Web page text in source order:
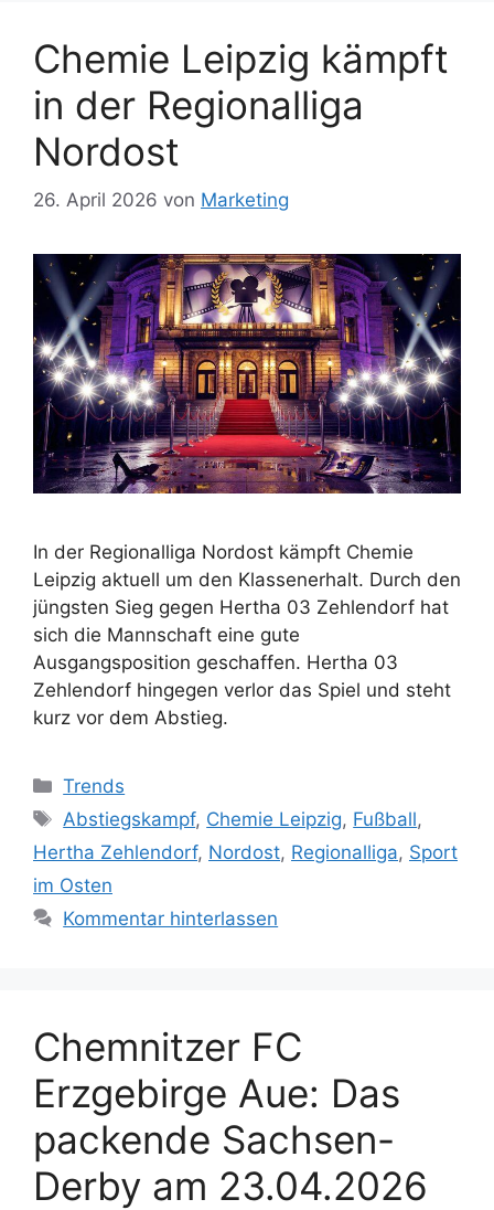
Chemie Leipzig kämpft
in der Regionalliga
Nordost
26. April 2026 von Marketing
In der Regionalliga Nordost kämpft Chemie
Leipzig aktuell um den Klassenerhalt. Durch den
jüngsten Sieg gegen Hertha 03 Zehlendorf hat
sich die Mannschaft eine gute
Ausgangsposition geschaffen. Hertha 03
Zehlendorf hingegen verlor das Spiel und steht
kurz vor dem Abstieg.
Kategorien
Trends
Schlagwörter
Abstiegskampf, Chemie Leipzig, Fußball,
Hertha Zehlendorf, Nordost, Regionalliga, Sport
im Osten
Kommentar hinterlassen
Chemnitzer FC
Erzgebirge Aue: Das
packende Sachsen-
Derby am 23.04.2026